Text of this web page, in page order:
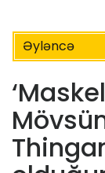
Əyləncə